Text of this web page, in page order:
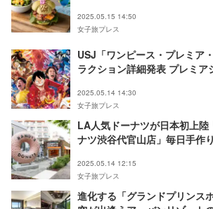
2025.05.15 14:50
女子旅プレス
USJ「ワンピース・プレミア
ラクション詳細発表 プレミア
2025.05.14 14:30
女子旅プレス
LA人気ドーナツが日本初上陸
ナツ渋谷代官山店」毎日手作
2025.05.14 12:15
女子旅プレス
進化する「グランドプリンス